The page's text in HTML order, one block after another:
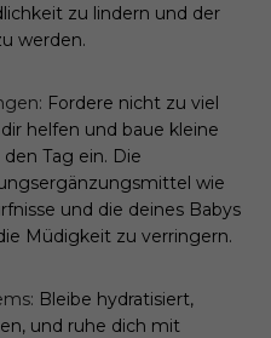
zu lindern und der
werden.
Fordere nicht zu viel
helfen und baue kleine
Tag ein. Die
wie
und die deines Babys
Müdigkeit zu verringern.
Bleibe hydratisiert,
und ruhe dich mit